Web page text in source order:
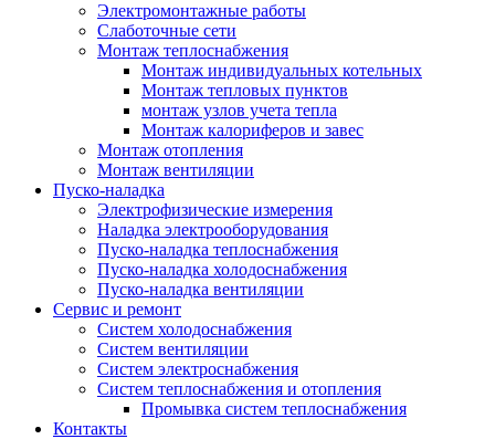
Электромонтажные работы
Слаботочные сети
Монтаж теплоснабжения
Монтаж индивидуальных котельных
Монтаж тепловых пунктов
монтаж узлов учета тепла
Монтаж калориферов и завес
Монтаж отопления
Монтаж вентиляции
Пуско-наладка
Электрофизические измерения
Наладка электрооборудования
Пуско-наладка теплоснабжения
Пуско-наладка холодоснабжения
Пуско-наладка вентиляции
Сервис и ремонт
Систем холодоснабжения
Систем вентиляции
Систем электроснабжения
Систем теплоснабжения и отопления
Промывка систем теплоснабжения
Контакты